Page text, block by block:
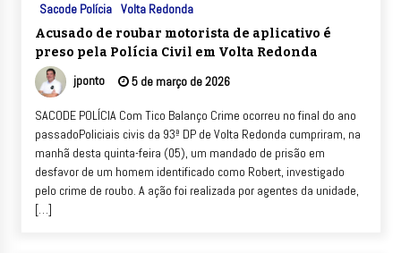
Sacode Polícia Volta Redonda
Acusado de roubar motorista de aplicativo é
preso pela Polícia Civil em Volta Redonda
jponto 5 de março de 2026
SACODE POLÍCIA Com Tico Balanço Crime ocorreu no final do ano
passadoPoliciais civis da 93ª DP de Volta Redonda cumpriram, na
manhã desta quinta-feira (05), um mandado de prisão em
desfavor de um homem identificado como Robert, investigado
pelo crime de roubo. A ação foi realizada por agentes da unidade,
[…]